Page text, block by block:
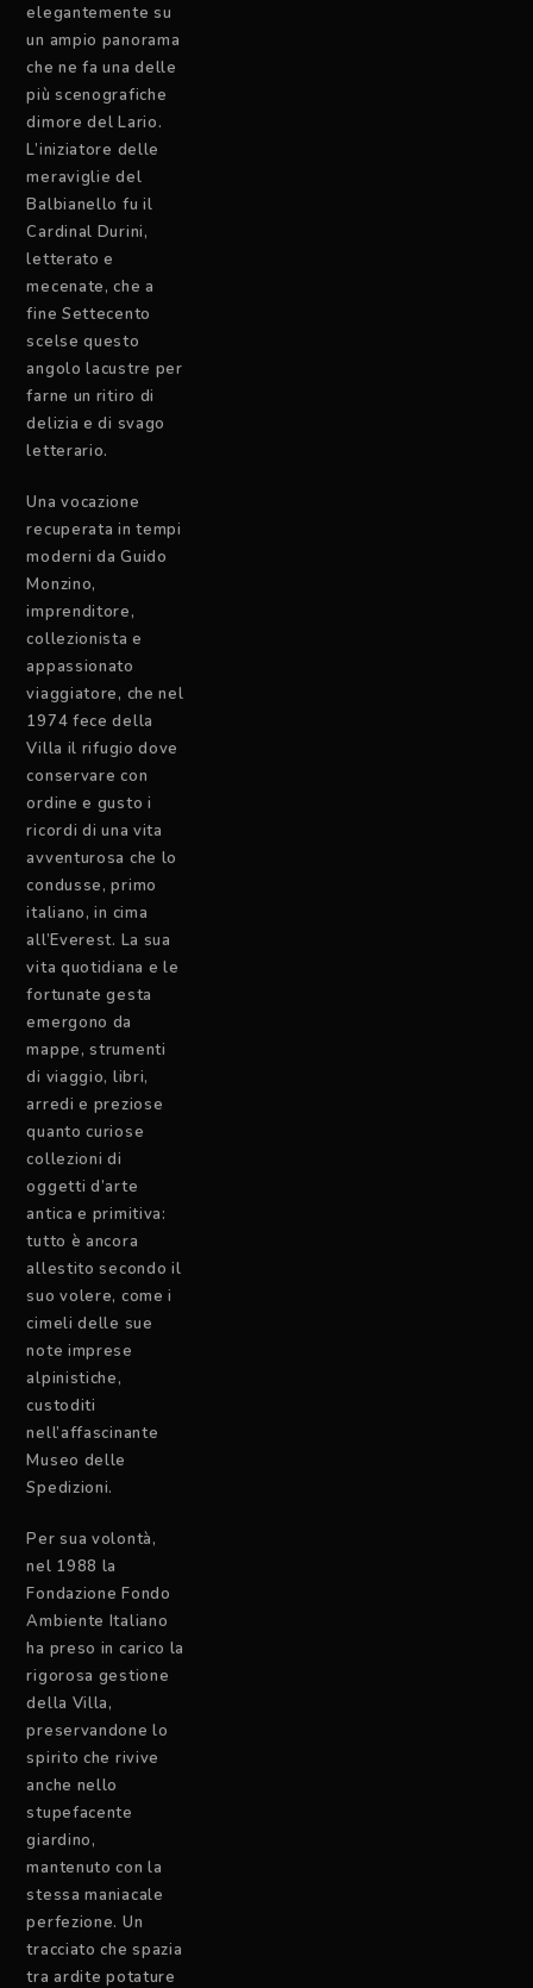
elegantemente su
un ampio panorama
che ne fa una delle
più scenografiche
dimore del Lario.
L’iniziatore delle
meraviglie del
Balbianello fu il
Cardinal Durini,
letterato e
mecenate, che a
fine Settecento
scelse questo
angolo lacustre per
farne un ritiro di
delizia e di svago
letterario.
Una vocazione
recuperata in tempi
moderni da Guido
Monzino,
imprenditore,
collezionista e
appassionato
viaggiatore, che nel
1974 fece della
Villa il rifugio dove
conservare con
ordine e gusto i
ricordi di una vita
avventurosa che lo
condusse, primo
italiano, in cima
all’Everest. La sua
vita quotidiana e le
fortunate gesta
emergono da
mappe, strumenti
di viaggio, libri,
arredi e preziose
quanto curiose
collezioni di
oggetti d’arte
antica e primitiva:
tutto è ancora
allestito secondo il
suo volere, come i
cimeli delle sue
note imprese
alpinistiche,
custoditi
nell’affascinante
Museo delle
Spedizioni.
Per sua volontà,
nel 1988 la
Fondazione Fondo
Ambiente Italiano
ha preso in carico la
rigorosa gestione
della Villa,
preservandone lo
spirito che rivive
anche nello
stupefacente
giardino,
mantenuto con la
stessa maniacale
perfezione. Un
tracciato che spazia
tra ardite potature